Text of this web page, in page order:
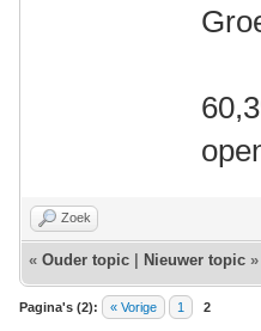
Zoek
« Ouder topic Nieuwer topic »
Pagina's (2): « Vorige 1 2